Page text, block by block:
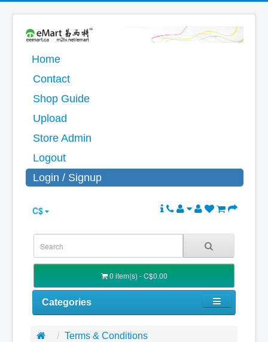
Home
Contact
Shop Guide
Upload
Store Admin
Logout
Login / Signup
C$
0 item(s) - C$0.00
Categories
Terms & Conditions